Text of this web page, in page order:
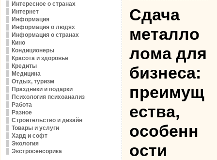
Интересное о странах
Интернет
Информация
Информация о людях
Информация о странах
Кино
Кондиционеры
Красота и здоровье
Кредиты
Медицина
Отдых, туризм
Праздники и подарки
Психология психоанализ
Работа
Разное
Строительство и дизайн
Товары и услуги
Хард и софт
Экология
Экстросенсорика
Сдача
металло
лома для
бизнеса:
преимущ
ества,
особенн
ости